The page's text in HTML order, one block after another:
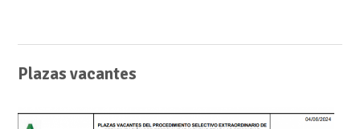
Plazas vacantes